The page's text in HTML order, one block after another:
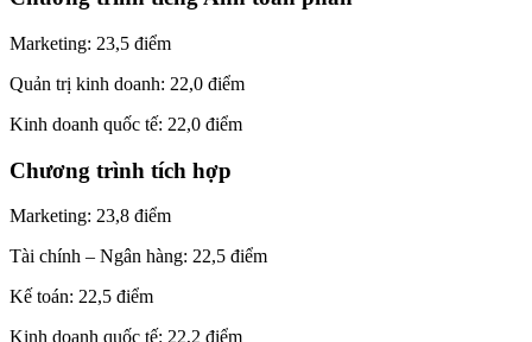
Marketing: 23,5 điểm
Quản trị kinh doanh: 22,0 điểm
Kinh doanh quốc tế: 22,0 điểm
Chương trình tích hợp
Marketing: 23,8 điểm
Tài chính – Ngân hàng: 22,5 điểm
Kế toán: 22,5 điểm
Kinh doanh quốc tế: 22,2 điểm